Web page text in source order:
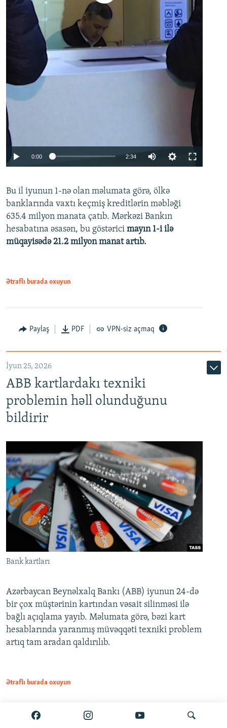
Auto 240p 360p 480p
720p 1080p
0:00 2:34
360p
480p
720p
Bu il iyunun 1-nə olan məlumata görə, ölkə
banklarında vaxtı keçmiş kreditlərin məbləği
635.4 milyon manata çatıb. Mərkəzi Bankın
hesabatına əsasən, bu göstərici mayın 1-i ilə
müqayisədə 21.2 milyon manat artıb.
Ətraflı burada oxuyun
Paylaş PDF VPN-siz açmaq
İyun 25, 2026
ABB kartlardakı texniki
problemin həll olunduğunu
bildirir
Bank kartları
Azərbaycan Beynəlxalq Bankı (ABB) iyunun 24-də
bir çox müştərinin kartından vəsait silinməsi ilə
bağlı açıqlama yayıb. Məlumata görə, bəzi kart
hesablarında yaranmış müvəqqəti texniki problem
artıq tam aradan qaldırılıb.
Ətraflı burada oxuyun